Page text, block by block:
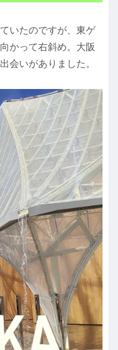
いたのですが、東ゲ
かって右斜め。大阪
会いがありました。